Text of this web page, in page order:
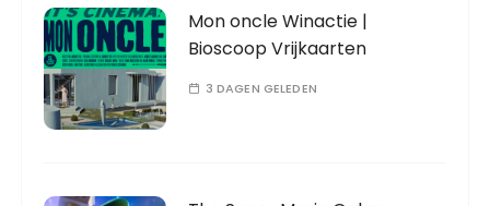
Mon oncle Winactie |
Bioscoop Vrijkaarten
3 DAGEN GELEDEN